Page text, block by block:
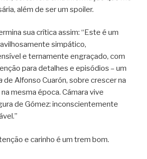
além de ser um spoiler.
sua crítica assim: “Este é um
simpático,
e ternamente engraçado, com
para detalhes e episódios – um
de Alfonso Cuarón, sobre crescer na
mesma época. Cámara vive
de Gómez: inconscientemente
e carinho é um trem bom.